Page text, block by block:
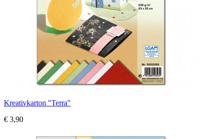
Kreativkarton "Terra"
€ 3,90